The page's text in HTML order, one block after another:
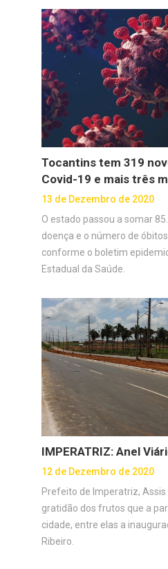
Tocantins tem 319
Covid-19 e mais três
13 de Dezembro de 2020
O estado passou a somar
doença e o número de
conforme o boletim
Estadual da Saúde.
IMPERATRIZ: Anel
12 de Dezembro de 2020
Prefeito de Imperatriz, Assis
gratidão dos frutos que a
cidade, entre elas a
Ribeiro.